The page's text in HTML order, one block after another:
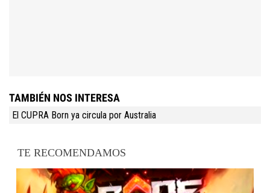
TAMBIÉN NOS INTERESA
El CUPRA Born ya circula por Australia
TE RECOMENDAMOS